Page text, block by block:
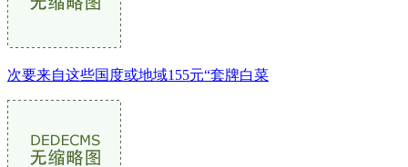
次要来自这些国度或地域155元“套牌白菜